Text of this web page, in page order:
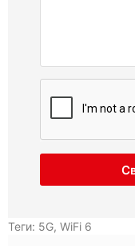
Теги: 5G, WiFi 6